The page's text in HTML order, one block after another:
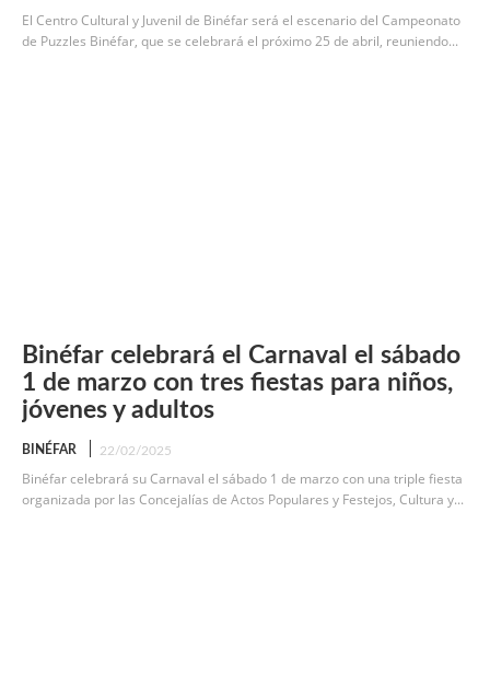
El Centro Cultural y Juvenil de Binéfar será el escenario del Campeonato
de Puzzles Binéfar, que se celebrará el próximo 25 de abril, reuniendo...
Binéfar celebrará el Carnaval el sábado
1 de marzo con tres fiestas para niños,
jóvenes y adultos
BINÉFAR 22/02/2025
Binéfar celebrará su Carnaval el sábado 1 de marzo con una triple fiesta
organizada por las Concejalías de Actos Populares y Festejos, Cultura y...